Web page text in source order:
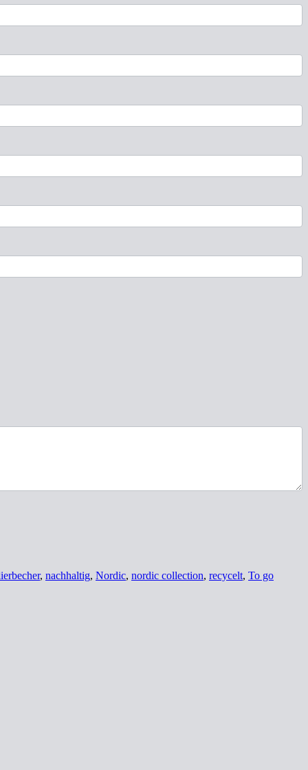
, nachhaltig, Nordic, nordic collection, recycelt, To go